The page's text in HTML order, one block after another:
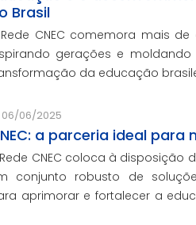
Brasil
CNEC comemora mais
gerações e
da educação
06/06/2025
a parceria ideal para
CNEC coloca à disposição
conjunto robusto de
aprimorar e fortalecer a